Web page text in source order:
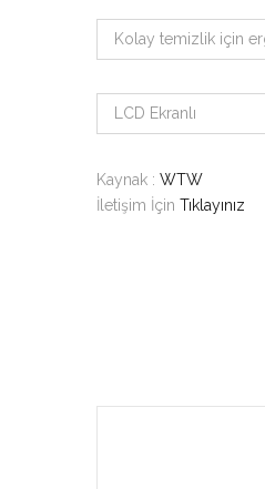
Kolay temizlik için
LCD Ekranlı
Kaynak : WTW
İletişim İçin Tıklayınız